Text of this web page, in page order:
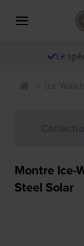
Le
Ice-Watch
Montre Ice-
Steel Solar